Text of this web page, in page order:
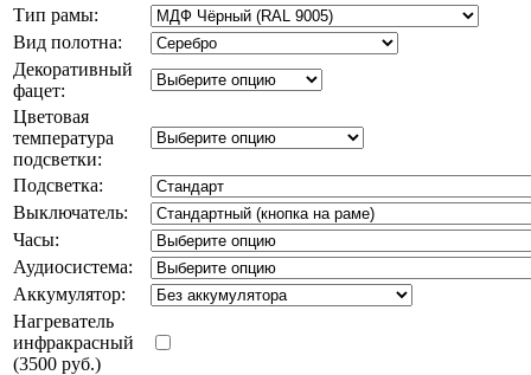
Тип рамы:
Вид полотна:
Декоративный
фацет:
Цветовая
температура
подсветки:
Подсветка:
Выключатель:
Часы:
Аудиосистема:
Аккумулятор:
Нагреватель
инфракрасный
(3500 руб.)